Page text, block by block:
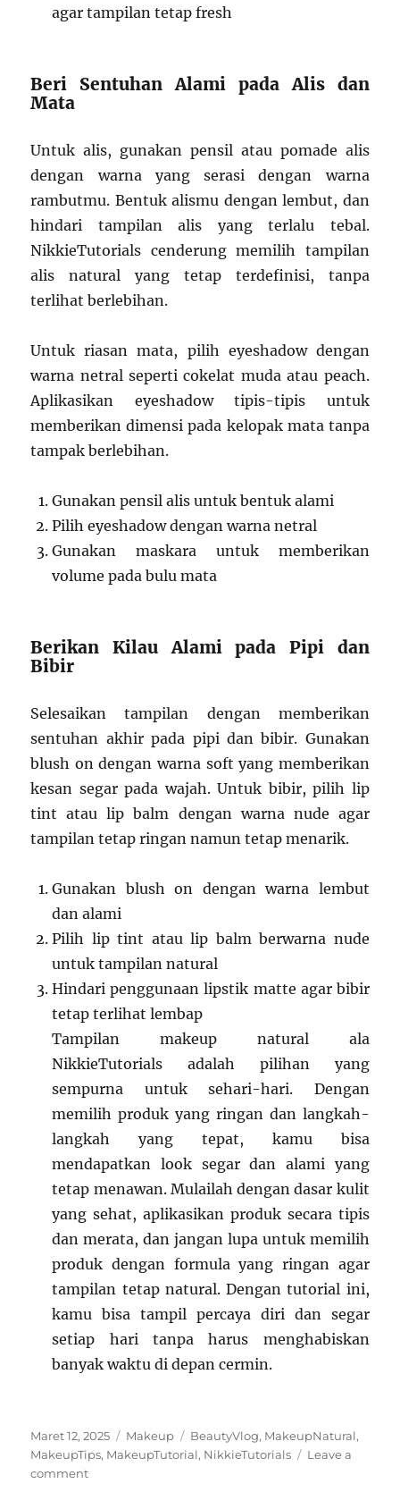
agar tampilan tetap fresh
Beri Sentuhan Alami pada Alis dan
Mata
Untuk alis, gunakan pensil atau pomade alis
dengan warna yang serasi dengan warna
rambutmu. Bentuk alismu dengan lembut, dan
hindari tampilan alis yang terlalu tebal.
NikkieTutorials cenderung memilih tampilan
alis natural yang tetap terdefinisi, tanpa
terlihat berlebihan.
Untuk riasan mata, pilih eyeshadow dengan
warna netral seperti cokelat muda atau peach.
Aplikasikan eyeshadow tipis-tipis untuk
memberikan dimensi pada kelopak mata tanpa
tampak berlebihan.
Gunakan pensil alis untuk bentuk alami
Pilih eyeshadow dengan warna netral
Gunakan maskara untuk memberikan
volume pada bulu mata
Berikan Kilau Alami pada Pipi dan
Bibir
Selesaikan tampilan dengan memberikan
sentuhan akhir pada pipi dan bibir. Gunakan
blush on dengan warna soft yang memberikan
kesan segar pada wajah. Untuk bibir, pilih lip
tint atau lip balm dengan warna nude agar
tampilan tetap ringan namun tetap menarik.
Gunakan blush on dengan warna lembut
dan alami
Pilih lip tint atau lip balm berwarna nude
untuk tampilan natural
Hindari penggunaan lipstik matte agar bibir
tetap terlihat lembap
Tampilan makeup natural ala
NikkieTutorials adalah pilihan yang
sempurna untuk sehari-hari. Dengan
memilih produk yang ringan dan langkah-
langkah yang tepat, kamu bisa
mendapatkan look segar dan alami yang
tetap menawan. Mulailah dengan dasar kulit
yang sehat, aplikasikan produk secara tipis
dan merata, dan jangan lupa untuk memilih
produk dengan formula yang ringan agar
tampilan tetap natural. Dengan tutorial ini,
kamu bisa tampil percaya diri dan segar
setiap hari tanpa harus menghabiskan
banyak waktu di depan cermin.
Posted
on
Maret 12, 2025 Categories
Makeup Tags
BeautyVlog, MakeupNatural,
MakeupTips, MakeupTutorial, NikkieTutorials
Leave a
commenton